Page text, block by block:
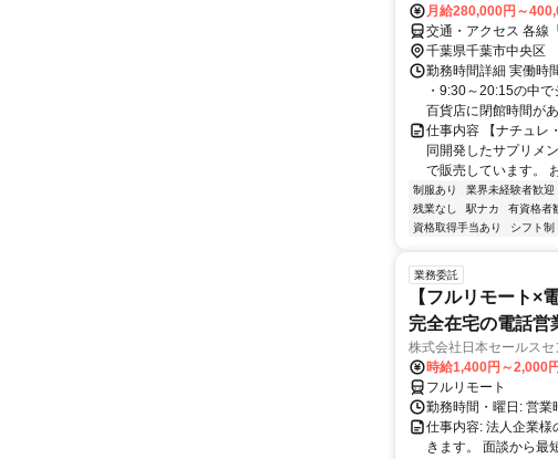
月給280,000円～
交通・アクセス 各線
千葉県千葉市中央区
勤務時間詳細 実働時
・9:30～20:15の中
百貨店に閉館時間が
仕事内容 【ナチュレ
同開発したサプリメ
で販売しています。
制服あり 業界未経験者歓迎
残業なし
駅ナカ 有資格者
資格取得手当あり
シフト制
業務委託
【フルリモート×
完全在宅の電話営
株式会社日本セールスセ
時給1,400円～2,000円
フルリモート
勤務時間・曜日: 営
仕事内容: 法人企業
きます。 面談から最